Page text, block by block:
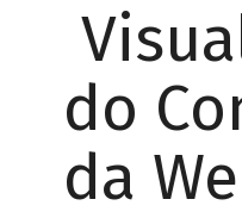
do
da